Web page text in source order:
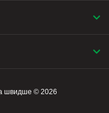
швидше © 2026